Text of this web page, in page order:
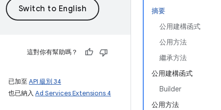
摘要
公用建構函式
公用方法
繼承方法
公用建構函式
Builder
公用方法
這對你有幫助嗎？
已加至 API 級別 34
也已納入 Ad Services Extensions 4